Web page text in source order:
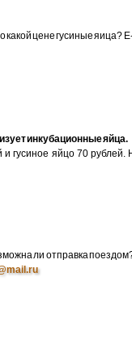
цене гусиные яица?
инкубационные яйца.
гусиное яйцо 70
ли отправка